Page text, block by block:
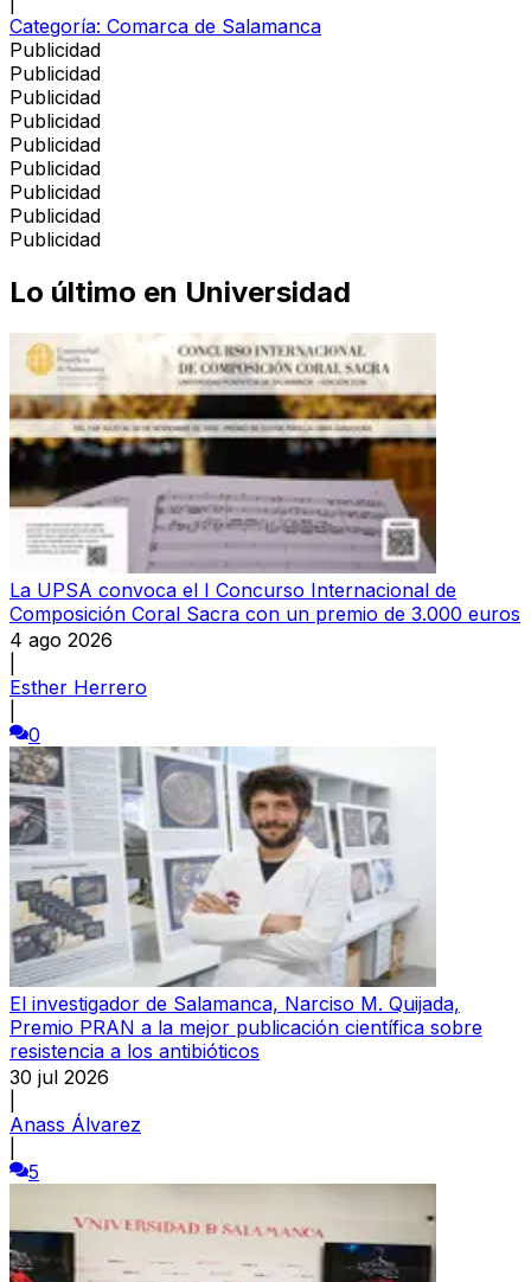
Categoría: Comarca de Salamanca
Publicidad
Publicidad
Publicidad
Publicidad
Publicidad
Publicidad
Publicidad
Publicidad
Publicidad
Lo último en Universidad
La UPSA convoca el I Concurso Internacional de
Composición Coral Sacra con un premio de 3.000 euros
4 ago 2026
Esther Herrero
0
El investigador de Salamanca, Narciso M. Quijada,
Premio PRAN a la mejor publicación científica sobre
resistencia a los antibióticos
30 jul 2026
Anass Álvarez
5